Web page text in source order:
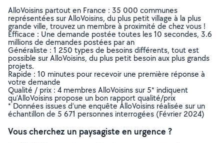
AlloVoisins partout en France : 35 000 communes
représentées sur AlloVoisins, du plus petit village à la plus
grande ville, trouvez un membre à proximité de chez vous !
Efficace : Une demande postée toutes les 10 secondes, 3.6
millions de demandes postées par an
Généraliste : 1 250 types de besoins différents, tout est
possible sur AlloVoisins, du plus petit besoin aux plus grands
projets.
Rapide : 10 minutes pour recevoir une première réponse à
votre demande
Qualité / prix : 4 membres AlloVoisins sur 5* indiquent
qu’AlloVoisins propose un bon rapport qualité/prix
* Données issues d’une enquête AlloVoisins réalisée sur un
échantillon de 5 671 personnes interrogées (Février 2024)
Vous cherchez un paysagiste en urgence ?